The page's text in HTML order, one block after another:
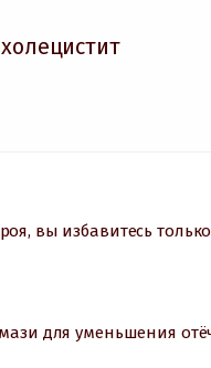
вы избавитесь
для уменьшения